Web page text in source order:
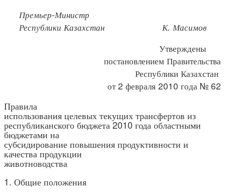
Премьер-Министр
Республики Казахстан К. Масимов
Утверждены
постановлением Правительства
Республики Казахстан
от 2 февраля 2010 года № 62
Правила
использования целевых текущих трансфертов из
республиканского бюджета 2010 года областными
бюджетами на
субсидирование повышения продуктивности и
качества продукции
животноводства
1. Общие положения